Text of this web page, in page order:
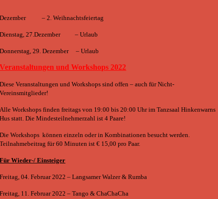
Dezember – 2. Weihnachtsfeiertag
Dienstag, 27.Dezember – Urlaub
Donnerstag, 29. Dezember – Urlaub
Veranstaltungen und Workshops 2022
Diese Veranstaltungen und Workshops sind offen – auch für Nicht-
Vereinsmitglieder!
Alle Workshops finden freitags von 19:00 bis 20:00 Uhr im Tanzsaal Hinkenwarns
Hus statt. Die Mindesteilnehmerzahl ist 4 Paare!
Die Workshops können einzeln oder in Kombinationen besucht werden.
Teilnahmebeitrag für 60 Minuten ist € 15,00 pro Paar.
Für Wieder-/ Einsteiger
Freitag, 04. Februar 2022 – Langsamer Walzer & Rumba
Freitag, 11. Februar 2022 – Tango & ChaChaCha